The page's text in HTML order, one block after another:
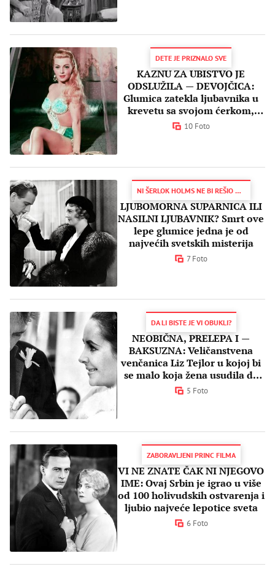
DETE JE PRIZNALO SVE
KAZNU ZA UBISTVO JE
ODSLUŽILA — DEVOJČICA:
Glumica zatekla ljubavnika u
krevetu sa svojom ćerkom,
usledio je ZLOČIN VEKA
10 Foto
NI ŠERLOK HOLMS NE BI REŠIO NJEN SLUČAJ
LJUBOMORNA SUPARNICA ILI
NASILNI LJUBAVNIK? Smrt ove
lepe glumice jedna je od
najvećih svetskih misterija
7 Foto
DA LI BISTE JE VI OBUKLI?
NEOBIČNA, PRELEPA I —
BAKSUZNA: Veličanstvena
venčanica Liz Tejlor u kojoj bi
se malo koja žena usudila da
kaže DA
5 Foto
ZABORAVLJENI PRINC FILMA
VI NE ZNATE ČAK NI NJEGOVO
IME: Ovaj Srbin je igrao u više
od 100 holivudskih ostvarenja i
ljubio najveće lepotice sveta
6 Foto